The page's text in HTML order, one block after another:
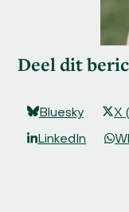
Deel dit
Bluesky X
LinkedIn